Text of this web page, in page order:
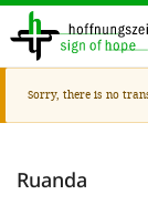
Skip
content
Warning
message
Sorry, there is no
Ruanda